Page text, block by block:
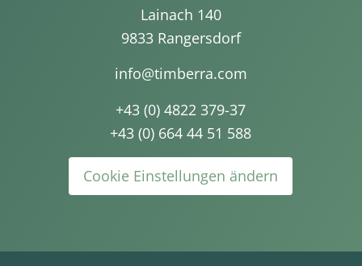
Lainach 140
9833 Rangersdorf
info@timberra.com
+43 (0) 4822 379-37
+43 (0) 664 44 51 588
Cookie Einstellungen ändern